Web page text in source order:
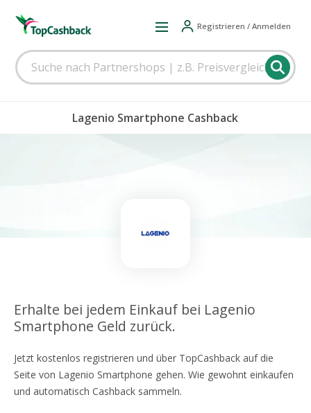
Registrieren / Anmelden
Lagenio Smartphone Cashback
Erhalte bei jedem Einkauf bei Lagenio
Smartphone Geld zurück.
Jetzt kostenlos registrieren und über TopCashback auf die
Seite von Lagenio Smartphone gehen. Wie gewohnt einkaufen
und automatisch Cashback sammeln.